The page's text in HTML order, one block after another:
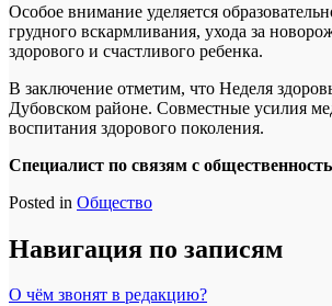
Особое внимание уделяется
грудного вскармливания, ухода за
здорового и счастливого ребенка.
В заключение отметим, что Неделя
Дубовском районе. Совместные усилия
воспитания здорового поколения.
Специалист по связям с
Posted in Общество
Навигация по записям
О чём звонят в редакцию?